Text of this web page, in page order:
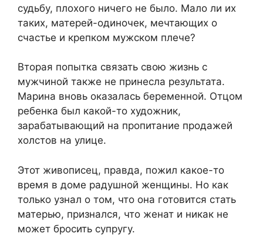
судьбу, плохого ничего не было. Мало ли их
таких, матерей-одиночек, мечтающих о
счастье и крепком мужском плече?
Вторая попытка связать свою жизнь с
мужчиной также не принесла результата.
Марина вновь оказалась беременной. Отцом
ребенка был какой-то художник,
зарабатывающий на пропитание продажей
холстов на улице.
Этот живописец, правда, пожил какое-то
время в доме радушной женщины. Но как
только узнал о том, что она готовится стать
матерью, признался, что женат и никак не
может бросить супругу.